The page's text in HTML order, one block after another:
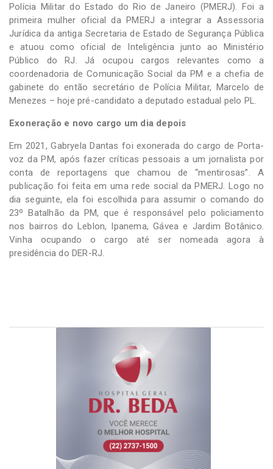
Polícia Militar do Estado do Rio de Janeiro (PMERJ). Foi a
primeira mulher oficial da PMERJ a integrar a Assessoria
Jurídica da antiga Secretaria de Estado de Segurança Pública
e atuou como oficial de Inteligência junto ao Ministério
Público do RJ. Já ocupou cargos relevantes como a
coordenadoria de Comunicação Social da PM e a chefia de
gabinete do então secretário de Polícia Militar, Marcelo de
Menezes – hoje pré-candidato a deputado estadual pelo PL.
Exoneração e novo cargo um dia depois
Em 2021, Gabryela Dantas foi exonerada do cargo de Porta-
voz da PM, após fazer críticas pessoais a um jornalista por
conta de reportagens que chamou de “mentirosas”. A
publicação foi feita em uma rede social da PMERJ. Logo no
dia seguinte, ela foi escolhida para assumir o comando do
23º Batalhão da PM, que é responsável pelo policiamento
nos bairros do Leblon, Ipanema, Gávea e Jardim Botânico.
Vinha ocupando o cargo até ser nomeada agora à
presidência do DER-RJ.